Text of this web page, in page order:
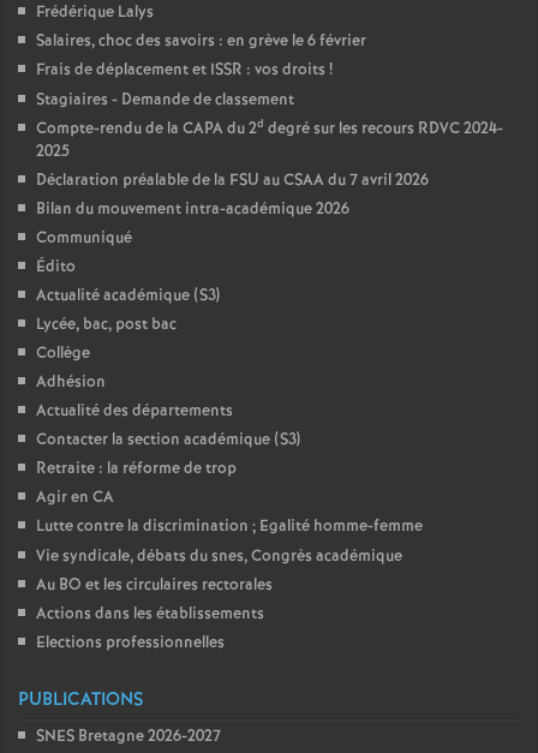
Frédérique Lalys
Salaires, choc des savoirs : en grève le 6 février
Frais de déplacement et ISSR : vos droits !
Stagiaires - Demande de classement
Compte-rendu de la CAPA du 2d degré sur les recours RDVC 2024-
2025
Déclaration préalable de la FSU au CSAA du 7 avril 2026
Bilan du mouvement intra-académique 2026
Communiqué
Édito
Actualité académique (S3)
Lycée, bac, post bac
Collège
Adhésion
Actualité des départements
Contacter la section académique (S3)
Retraite : la réforme de trop
Agir en CA
Lutte contre la discrimination ; Egalité homme-femme
Vie syndicale, débats du snes, Congrès académique
Au BO et les circulaires rectorales
Actions dans les établissements
Elections professionnelles
PUBLICATIONS
SNES Bretagne 2026-2027